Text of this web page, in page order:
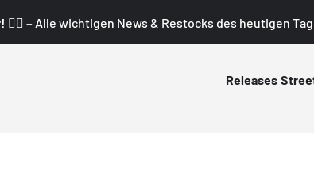
– Alle wichtigen News & Restocks des heutigen
Releases